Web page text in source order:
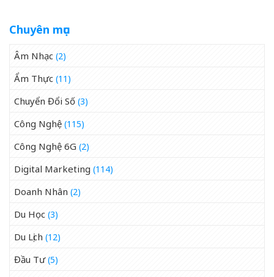
Chuyên mục
Âm Nhạc (2)
Ẩm Thực (11)
Chuyển Đổi Số (3)
Công Nghệ (115)
Công Nghệ 6G (2)
Digital Marketing (114)
Doanh Nhân (2)
Du Học (3)
Du Lịch (12)
Đầu Tư(5)